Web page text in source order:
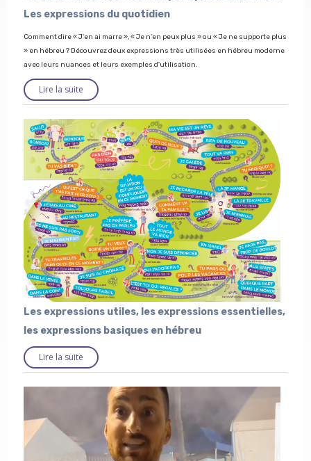
Les expressions du quotidien
Comment dire « J'en ai marre », « Je n'en peux plus » ou « Je ne supporte plus
» en hébreu ? Découvrez deux expressions très utilisées en hébreu moderne
avec leurs nuances et leurs exemples d'utilisation.
Lire la suite
Les expressions utiles, les expressions essentielles,
les expressions basiques en hébreu
Lire la suite